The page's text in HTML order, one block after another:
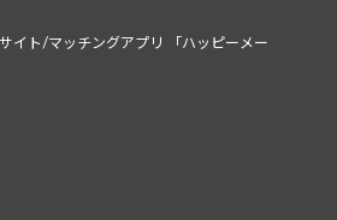
イト/マッチングアプリ 「ハッピーメー